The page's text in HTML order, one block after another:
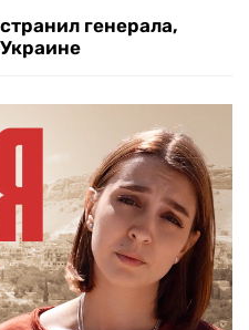
генерала,